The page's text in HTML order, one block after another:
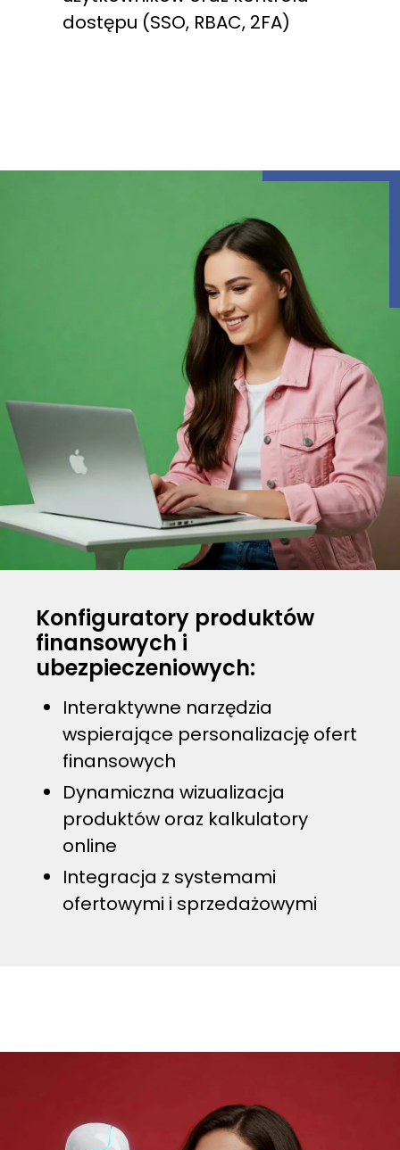
dostępu (SSO, RBAC, 2FA)
Konfiguratory produktów
finansowych i
ubezpieczeniowych:
Interaktywne narzędzia
wspierające personalizację ofert
finansowych
Dynamiczna wizualizacja
produktów oraz kalkulatory
online
Integracja z systemami
ofertowymi i sprzedażowymi